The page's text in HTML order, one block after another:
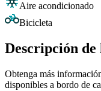
Aire acondicionado
Bicicleta
Descripción
Obtenga más
disponibles a bordo de